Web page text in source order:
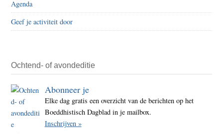
Agenda
Geef je activiteit door
Ochtend- of avondeditie
Abonneer je
Elke dag gratis een overzicht van de berichten op het
Boeddhistisch Dagblad in je mailbox.
Inschrijven »